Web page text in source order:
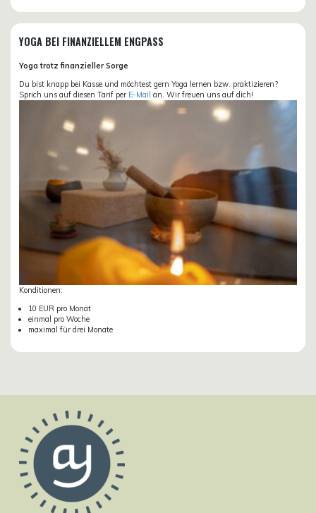
YOGA BEI FINANZIELLEM ENGPASS
Yoga trotz finanzieller Sorge
Du bist knapp bei Kasse und möchtest gern Yoga lernen bzw. praktizieren?
Sprich uns auf diesen Tarif per E-Mail an. Wir freuen uns auf dich!
Konditionen:
10 EUR pro Monat
einmal pro Woche
maximal für drei Monate